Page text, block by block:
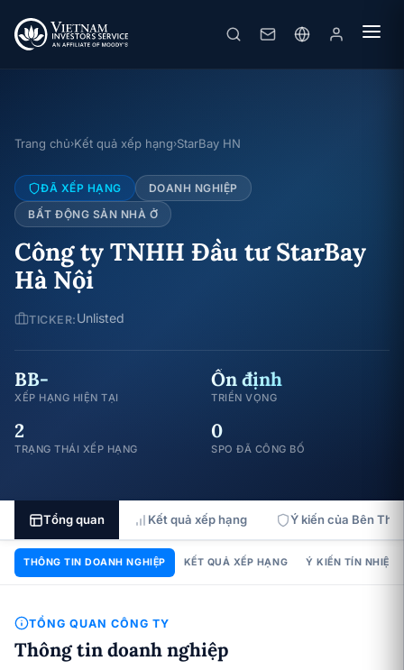
Trang chủ›Kết quả xếp hạng›StarBay HN
ĐÃ XẾP HẠNG
DOANH NGHIỆP
BẤT ĐỘNG SẢN NHÀ Ở
Công ty TNHH Đầu tư StarBay
Hà Nội
TICKER: Unlisted
BB-
XẾP HẠNG HIỆN TẠI
Ổn định
TRIỂN VỌNG
2
TRẠNG THÁI XẾP HẠNG
0
SPO ĐÃ CÔNG BỐ
Tổng quan Kết quả xếp hạng Ý kiến của Bên Thứ
THÔNG TIN DOANH NGHIỆP KẾT QUẢ XẾP HẠNG Ý KIẾN TÍN NHIỆM
TỔNG QUAN CÔNG TY
Thông tin doanh nghiệp